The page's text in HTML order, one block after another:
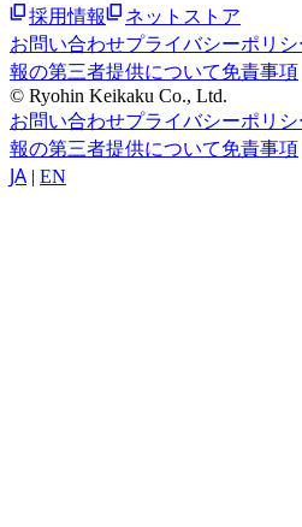
採用情報
ネットストア
お問い合わせプライバシーポリシ
報の第三者提供について免責事項
© Ryohin Keikaku Co., Ltd.
お問い合わせプライバシーポリシ
報の第三者提供について免責事項
JA | EN